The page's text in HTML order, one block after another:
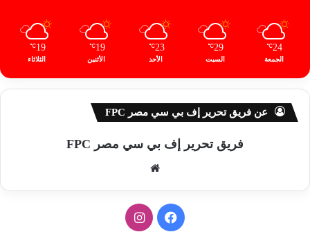
24
℃
الجمعة
29
℃
السبت
23
℃
الأحد
19
℃
الأثنين
19
℃
الثلاثاء
عن فريق تحرير إف بي سي مصر FPC
فريق تحرير إف بي سي مصر FPC
الوي
ب